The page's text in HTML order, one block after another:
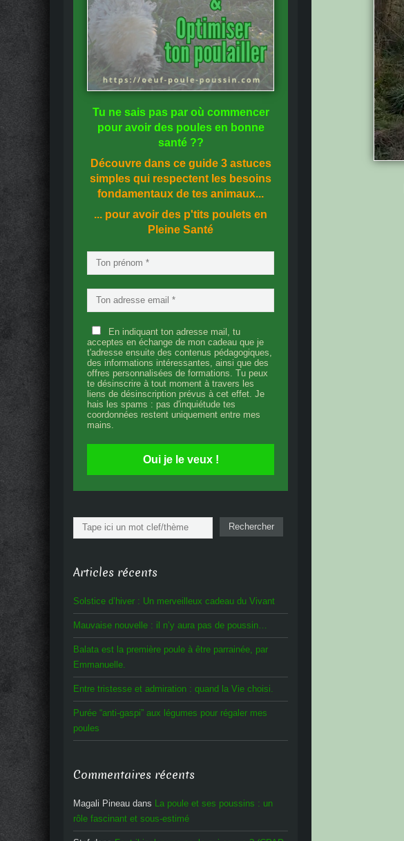
Tu ne sais pas par où commencer
pour avoir des poules en bonne
santé??
Découvre dans ce guide 3 astuces
simples qui respectent les besoins
fondamentaux de tes animaux...
... pour avoir des p'tits poulets en
Pleine Santé
En indiquant ton adresse mail, tu
acceptes en échange de mon cadeau que je
t'adresse ensuite des contenus pédagogiques,
des informations intéressantes, ainsi que des
offres personnalisées de formations. Tu peux
te désinscrire à tout moment à travers les
liens de désinscription prévus à cet effet. Je
hais les spams : pas d'inquiétude tes
coordonnées restent uniquement entre mes
mains.
Oui je le veux !
Rechercher Rechercher
Articles récents
Solstice d’hiver : Un merveilleux cadeau du Vivant
Mauvaise nouvelle : il n’y aura pas de poussin…
Balata est la première poule à être parrainée, par
Emmanuelle.
Entre tristesse et admiration : quand la Vie choisi.
Purée “anti-gaspi” aux légumes pour régaler mes
poules
Commentaires récents
Magali Pineau dans La poule et ses poussins : un
rôle fascinant et sous-estimé